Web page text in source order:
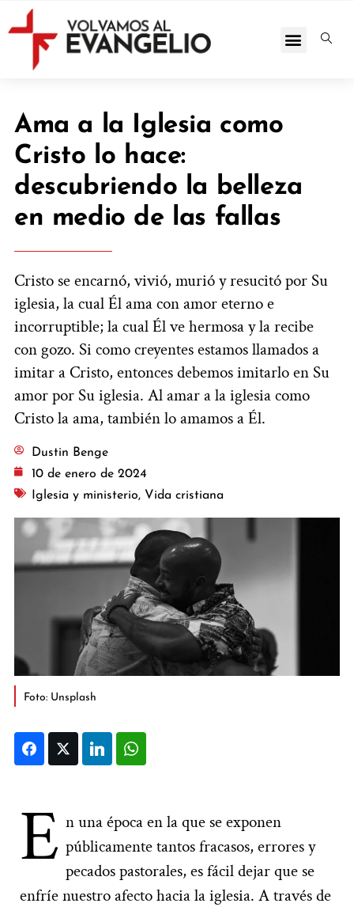
Ama a la Iglesia como
Cristo lo hace:
descubriendo la belleza
en medio de las fallas
Cristo se encarnó, vivió, murió y resucitó por Su
iglesia, la cual Él ama con amor eterno e
incorruptible; la cual Él ve hermosa y la recibe
con gozo. Si como creyentes estamos llamados a
imitar a Cristo, entonces debemos imitarlo en Su
amor por Su iglesia. Al amar a la iglesia como
Cristo la ama, también lo amamos a Él.
Dustin Benge
10 de enero de 2024
Iglesia y ministerio, Vida cristiana
Foto: Unsplash
FacebookTwitter LinkedIn
E n una época en la que se exponen
públicamente tantos fracasos, errores y
pecados pastorales, es fácil dejar que se
enfríe nuestro afecto hacia la iglesia. A través de